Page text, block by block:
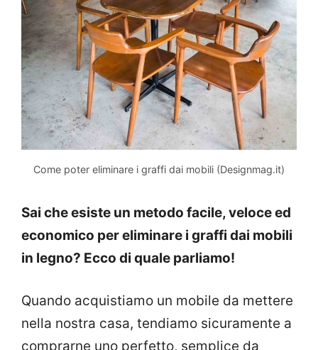
Come poter eliminare i graffi dai mobili (Designmag.it)
Sai che esiste un metodo facile, veloce ed
economico per eliminare i graffi dai mobili
in legno? Ecco di quale parliamo!
Quando acquistiamo un mobile da mettere
nella nostra casa, tendiamo sicuramente a
comprarne uno perfetto, semplice da